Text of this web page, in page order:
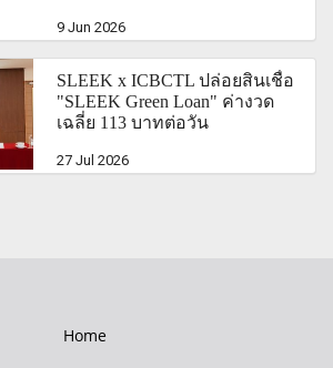
9 Jun 2026
SLEEK x ICBCTL ปล่อยสินเชื่อ
"SLEEK Green Loan" ค่างวด
เฉลี่ย 113 บาทต่อวัน
27 Jul 2026
Home